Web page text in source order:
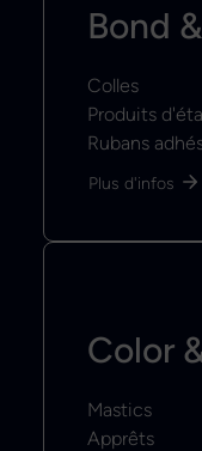
Bond
Colles
Produits
Rubans
Plus d'infos
Color
Mastics
Apprêts